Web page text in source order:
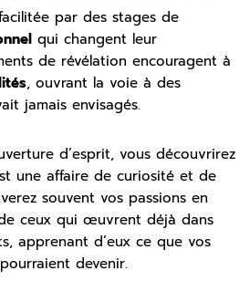
par des stages de
qui changent leur
de révélation encouragent à
, ouvrant la voie à des
jamais envisagés.
d’esprit, vous découvrirez
une affaire de curiosité et de
souvent vos passions en
ceux qui œuvrent déjà dans
apprenant d’eux ce que vos
devenir.